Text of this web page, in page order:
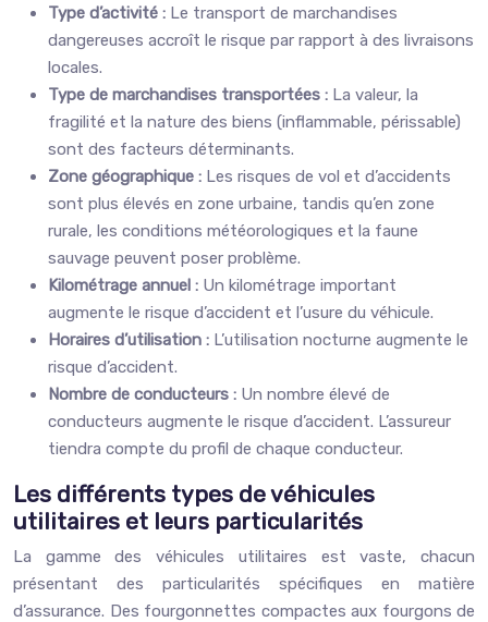
Type d’activité : Le transport de marchandises
dangereuses accroît le risque par rapport à des livraisons
locales.
Type de marchandises transportées : La valeur, la
fragilité et la nature des biens (inflammable, périssable)
sont des facteurs déterminants.
Zone géographique : Les risques de vol et d’accidents
sont plus élevés en zone urbaine, tandis qu’en zone
rurale, les conditions météorologiques et la faune
sauvage peuvent poser problème.
Kilométrage annuel : Un kilométrage important
augmente le risque d’accident et l’usure du véhicule.
Horaires d’utilisation : L’utilisation nocturne augmente le
risque d’accident.
Nombre de conducteurs : Un nombre élevé de
conducteurs augmente le risque d’accident. L’assureur
tiendra compte du profil de chaque conducteur.
Les différents types de véhicules
utilitaires et leurs particularités
La gamme des véhicules utilitaires est vaste, chacun
présentant des particularités spécifiques en matière
d’assurance. Des fourgonnettes compactes aux fourgons de